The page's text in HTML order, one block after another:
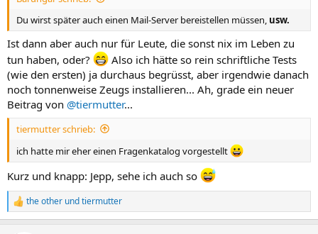
Du wirst später auch einen Mail-Server bereistellen müssen, usw.
Ist dann aber auch nur für Leute, die sonst nix im Leben zu
tun haben, oder?
Also ich hätte so rein schriftliche Tests
(wie den ersten) ja durchaus begrüsst, aber irgendwie danach
noch tonnenweise Zeugs installieren... Ah, grade ein neuer
Beitrag von @tiermutter...
tiermutter schrieb:
ich hatte mir eher einen Fragenkatalog vorgestellt
Kurz und knapp: Jepp, sehe ich auch so
R
e
the other undtiermutter